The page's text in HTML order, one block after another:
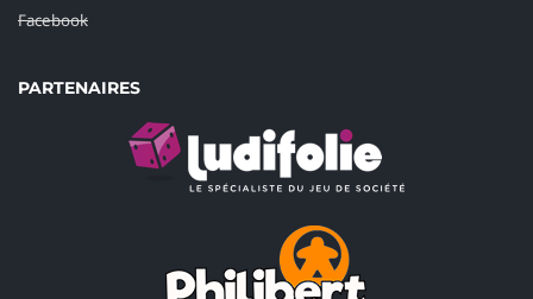
Facebook
PARTENAIRES